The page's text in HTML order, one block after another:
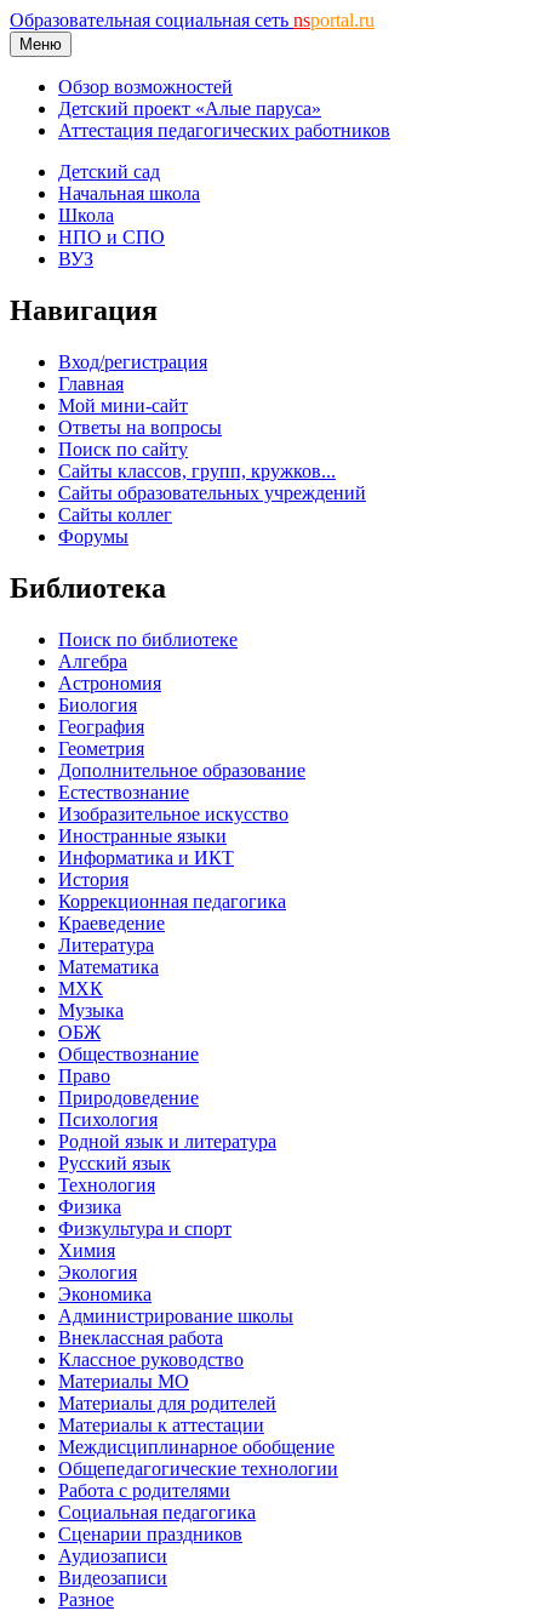
Образовательная социальная сеть nsportal.ru
Меню
Обзор возможностей
Детский проект «Алые паруса»
Аттестация педагогических работников
Детский сад
Начальная школа
Школа
НПО и СПО
ВУЗ
Навигация
Вход/регистрация
Главная
Мой мини-сайт
Ответы на вопросы
Поиск по сайту
Сайты классов, групп, кружков...
Сайты образовательных учреждений
Сайты коллег
Форумы
Библиотека
Поиск по библиотеке
Алгебра
Астрономия
Биология
География
Геометрия
Дополнительное образование
Естествознание
Изобразительное искусство
Иностранные языки
Информатика и ИКТ
История
Коррекционная педагогика
Краеведение
Литература
Математика
МХК
Музыка
ОБЖ
Обществознание
Право
Природоведение
Психология
Родной язык и литература
Русский язык
Технология
Физика
Физкультура и спорт
Химия
Экология
Экономика
Администрирование школы
Внеклассная работа
Классное руководство
Материалы МО
Материалы для родителей
Материалы к аттестации
Междисциплинарное обобщение
Общепедагогические технологии
Работа с родителями
Социальная педагогика
Сценарии праздников
Аудиозаписи
Видеозаписи
Разное